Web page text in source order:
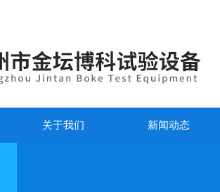
关于我们 新闻动态